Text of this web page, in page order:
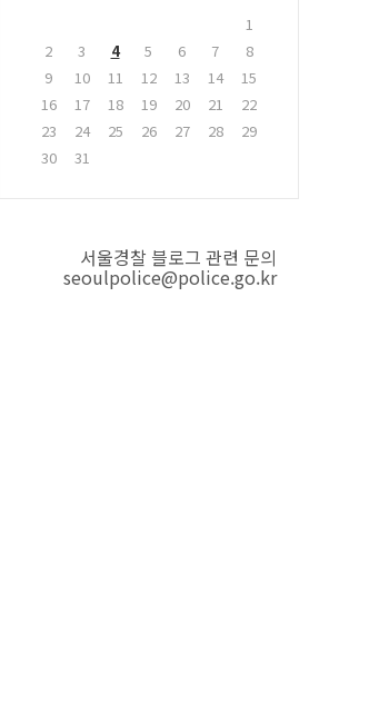
1
2
3 4 5 6 7
8
9
10 11 12 13 14
15
16
17 18 19 20 21
22
23
24 25 26 27 28
29
30
31
서울경찰 블로그 관련 문의
seoulpolice@police.go.kr